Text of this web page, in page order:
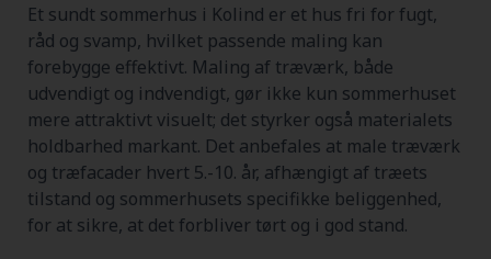
Et sundt sommerhus i Kolind er et hus fri for fugt,
råd og svamp, hvilket passende maling kan
forebygge effektivt. Maling af træværk, både
udvendigt og indvendigt, gør ikke kun sommerhuset
mere attraktivt visuelt; det styrker også materialets
holdbarhed markant. Det anbefales at male træværk
og træfacader hvert 5.-10. år, afhængigt af træets
tilstand og sommerhusets specifikke beliggenhed,
for at sikre, at det forbliver tørt og i god stand.